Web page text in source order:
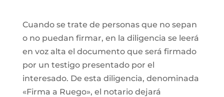
Cuando se trate de personas que no sepan
o no puedan firmar, en la diligencia se leerá
en voz alta el documento que será firmado
por un testigo presentado por el
interesado. De esta diligencia, denominada
«Firma a Ruego», el notario dejará